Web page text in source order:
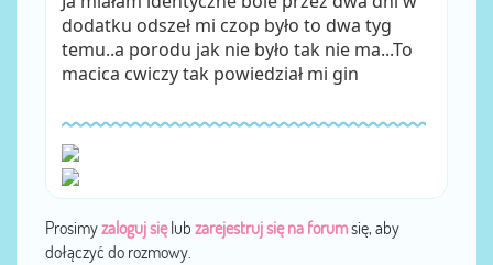
dodatku odszeł mi czop było to dwa tyg
temu..a porodu jak nie było tak nie ma...To
macica cwiczy tak powiedział mi gin
Prosimyzaloguj sięlub zarejestruj się na forumsię, aby
dołączyć do rozmowy.